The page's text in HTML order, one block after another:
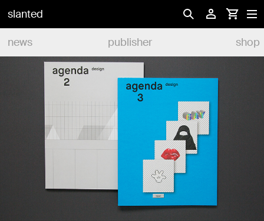
slanted
news
publisher shop